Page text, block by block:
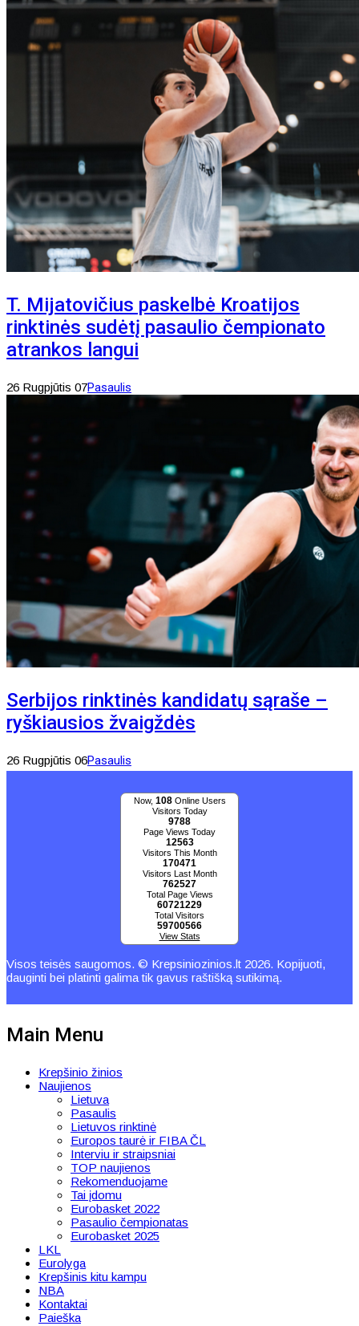
T. Mijatovičius paskelbė Kroatijos
rinktinės sudėtį pasaulio čempionato
atrankos langui
26 Rugpjūtis 07Pasaulis
Serbijos rinktinės kandidatų sąraše –
ryškiausios žvaigždės
26 Rugpjūtis 06Pasaulis
Now, 108Online Users
Visitors Today
9788
Page Views Today
12563
Visitors This Month
170471
Visitors Last Month
762527
Total Page Views
60721229
Total Visitors
59700566
View Stats
Visos teisės saugomos. © Krepsiniozinios.lt 2026. Kopijuoti,
dauginti bei platinti galima tik gavus raštišką sutikimą.
Main Menu
Krepšinio žinios
Naujienos
Lietuva
Pasaulis
Lietuvos rinktinė
Europos taurė ir FIBA ČL
Interviu ir straipsniai
TOP naujienos
Rekomenduojame
Tai įdomu
Eurobasket 2022
Pasaulio čempionatas
Eurobasket 2025
LKL
Eurolyga
Krepšinis kitu kampu
NBA
Kontaktai
Paieška